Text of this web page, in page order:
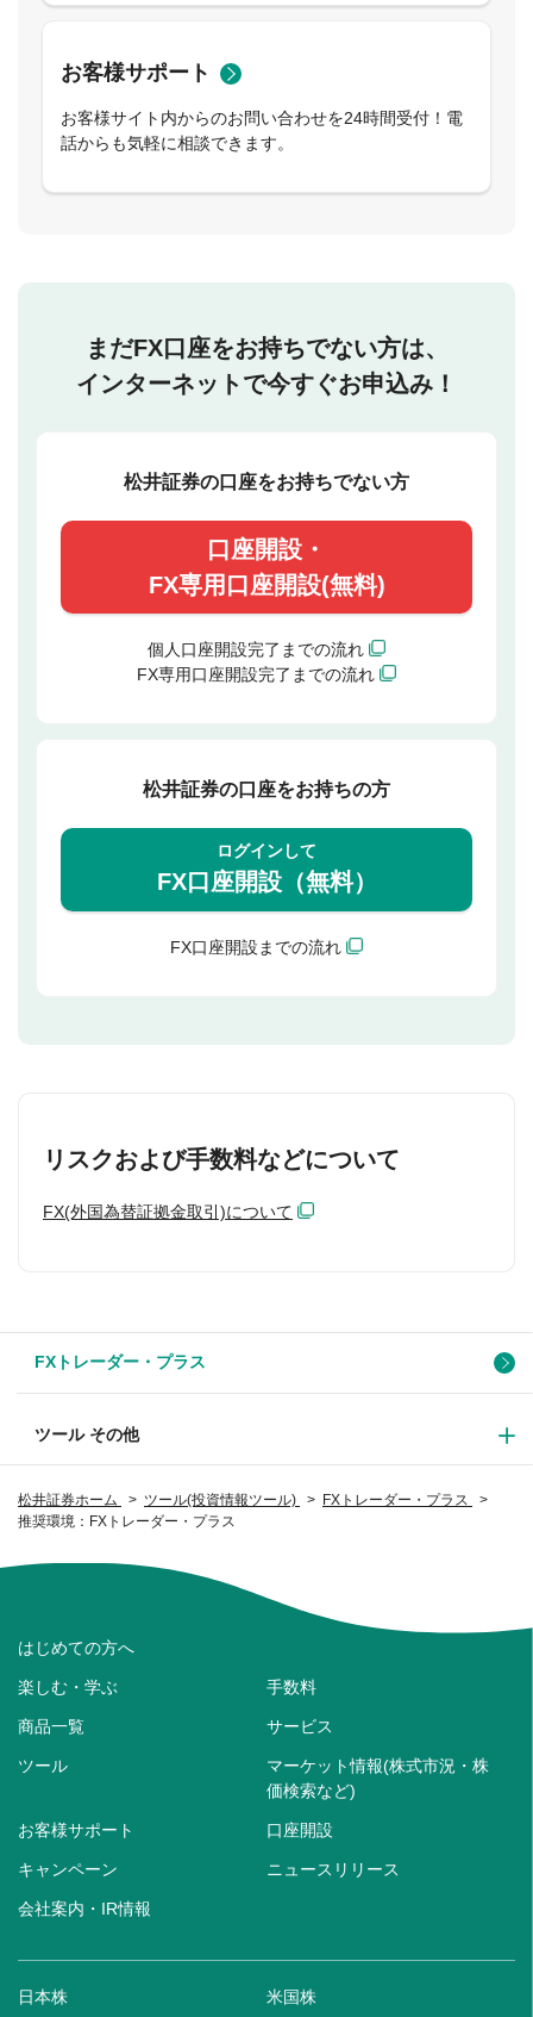
松井証券ホーム ツール(投資情報ツール)
FXトレーダー・プラス
推奨環境：FXトレーダー・プラス
お客様サポート
お客様サイト内からのお問い合わせを24時間受付！電
話からも気軽に相談できます。
まだFX口座をお持ちでない方は、
インターネットで今すぐお申込み！
松井証券の口座をお持ちでない方
口座開設・
FX専用口座開設(無料)
個人口座開設完了までの流れ
FX専用口座開設完了までの流れ
松井証券の口座をお持ちの方
ログインして
FX口座開設（無料）
FX口座開設までの流れ
リスクおよび手数料などについて
FX(外国為替証拠金取引)について
FXトレーダー・プラス
ツール その他
はじめての方へ
楽しむ・学ぶ 手数料
商品一覧 サービス
ツール
マーケット情報(株式市況・株
価検索など)
お客様サポート 口座開設
キャンペーン ニュースリリース
会社案内・IR情報
日本株 米国株